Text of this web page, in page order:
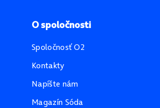
O spoločnosti
Spoločnosť O2
Kontakty
Napíšte nám
Magazín Sóda